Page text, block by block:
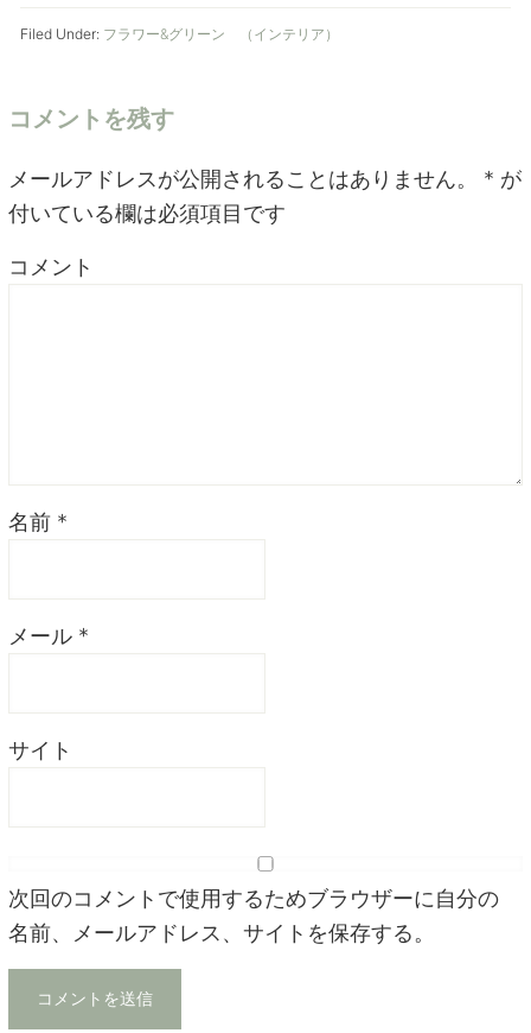
Filed Under: フラワー&グリーン （インテリア）
コメントを残す
メールアドレスが公開されることはありません。 * が
付いている欄は必須項目です
コメント
名前 *
メール *
サイト
次回のコメントで使用するためブラウザーに自分の
名前、メールアドレス、サイトを保存する。